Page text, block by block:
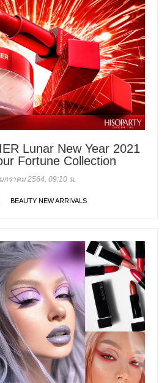
Lunar New Year 2021
Fortune Collection
กราคม 2564, 09:10 น.
BEAUTY NEW ARRIVALS